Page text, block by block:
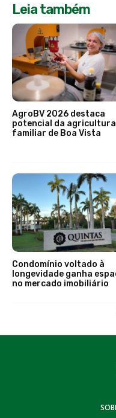
Leia também
AgroBV 2026 destaca
potencial da agricultura
familiar de Boa Vista
Condomínio voltado à
longevidade ganha
no mercado imobiliário